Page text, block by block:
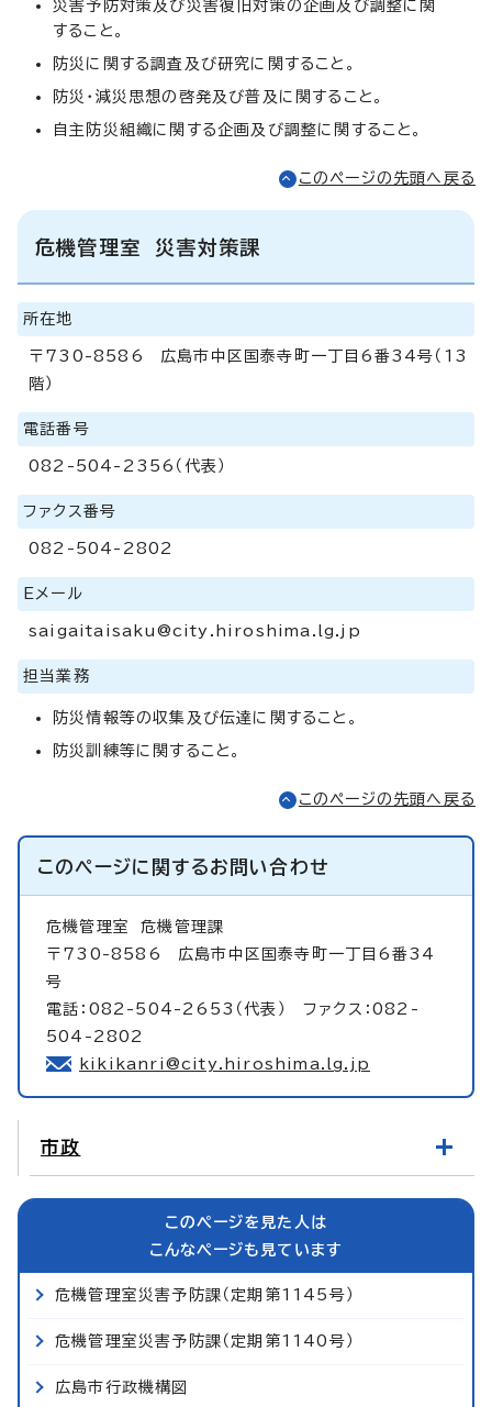
災害予防対策及び災害復旧対策の企画及び調整に関
すること。
防災に関する調査及び研究に関すること。
防災・減災思想の啓発及び普及に関すること。
自主防災組織に関する企画及び調整に関すること。
このページの先頭へ戻る
危機管理室 災害対策課
所在地
〒730-8586 広島市中区国泰寺町一丁目6番34号（13
階）
電話番号
082-504-2356（代表）
ファクス番号
082-504-2802
Eメール
saigaitaisaku@city.hiroshima.lg.jp
担当業務
防災情報等の収集及び伝達に関すること。
防災訓練等に関すること。
このページの先頭へ戻る
このページに関するお問い合わせ
危機管理室危機管理課
〒730-8586 広島市中区国泰寺町一丁目6番34
号
電話：082-504-2653（代表） ファクス：082-
504-2802
kikikanri@city.hiroshima.lg.jp
市政
このページを見た人は
こんなページも見ています
危機管理室災害予防課（定期第1145号）
危機管理室災害予防課（定期第1140号）
広島市行政機構図